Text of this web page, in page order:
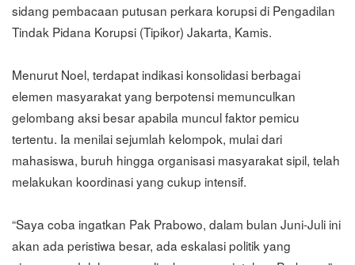
sidang pembacaan putusan perkara korupsi di Pengadilan
Tindak Pidana Korupsi (Tipikor) Jakarta, Kamis.
Menurut Noel, terdapat indikasi konsolidasi berbagai
elemen masyarakat yang berpotensi memunculkan
gelombang aksi besar apabila muncul faktor pemicu
tertentu. Ia menilai sejumlah kelompok, mulai dari
mahasiswa, buruh hingga organisasi masyarakat sipil, telah
melakukan koordinasi yang cukup intensif.
“Saya coba ingatkan Pak Prabowo, dalam bulan Juni-Juli ini
akan ada peristiwa besar, ada eskalasi politik yang